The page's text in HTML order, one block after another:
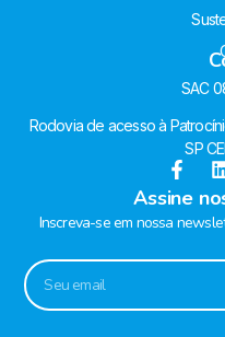
SAC
Rodovia de acesso à
SP
Assine
Inscreva-se em nossa